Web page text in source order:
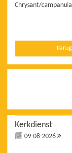
Chrysant/
terug
Kerkdienst
09-08-2026